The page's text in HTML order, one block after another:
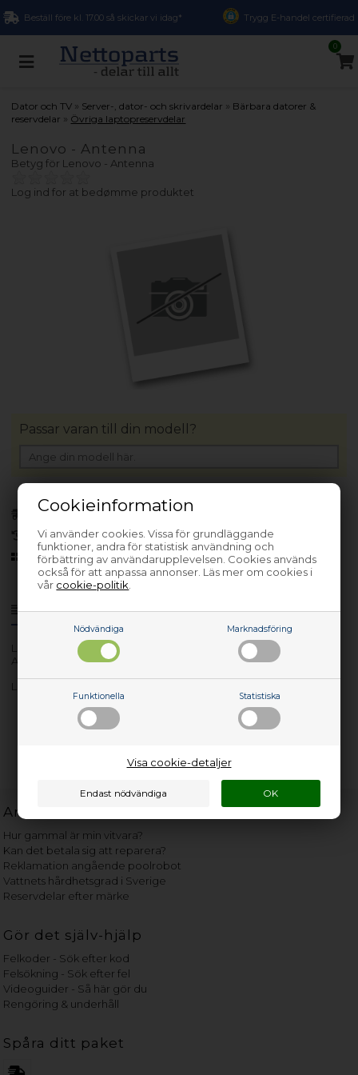
Cookieinformation
Vi använder cookies. Vissa för grundläggande
funktioner, andra för statistisk användning och
förbättring av användarupplevelsen. Cookies används
också för att anpassa annonser. Läs mer om cookies i
vår cookie-politik
Nödvändiga Marknadsföring
Funktionella Statistiska
Visa cookie-detaljer
Beställ före kl. 17.00 så skickar vi idag* Trygg E-handel certifierad
0
Dator och TV » Server-, dator- och skrivardelar » Bärbara datorer &
reservdelar » Övriga laptopreservdelar
Lenovo - Antenna
Betyg för Lenovo - Antenna
Log ind for at bedømme produktet
Produktinfo Frågor om varan?
Lev. nr.: 00UR904
Antenna
Lenovo Antenna
Bara 1 kvar!
(Lev. 1-3 arbetsdagar)
30 dagars returrätt
Sedan 2006
Passar varan till din modell?
Användbara länkar
Hur gammal är min vitvara?
Kan det betala sig att reparera?
Reklamation angående poolrobot
Vattnets hårdhetsgrad i Sverige
Reservdelar efter märke
Gör det själv-hjälp
Felkoder - Sök efter kod
Felsökning - Sök efter fel
Videoguider - Så här gör du
Rengöring & underhåll
Spåra ditt paket